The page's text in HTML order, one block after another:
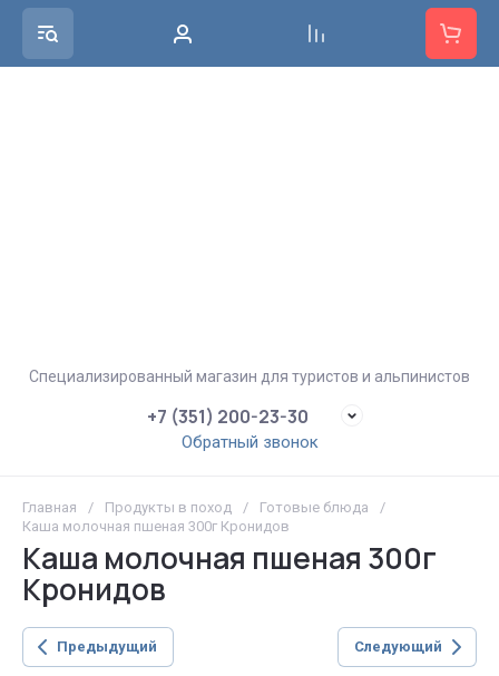
Специализированный магазин для туристов и альпинистов
+7 (351) 200-23-30
Обратный звонок
Главная / Продукты в поход / Готовые блюда
/
Каша молочная пшеная 300г Кронидов
Каша молочная пшеная 300г
Кронидов
Предыдущий Следующий